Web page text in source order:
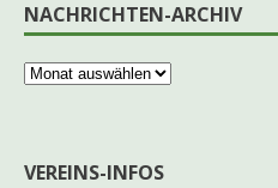
NACHRICHTEN-ARCHIV
VEREINS-INFOS